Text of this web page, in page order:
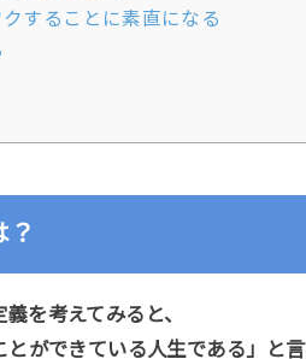
することに素直になる
？
を考えてみると、
ができている人生である」と言